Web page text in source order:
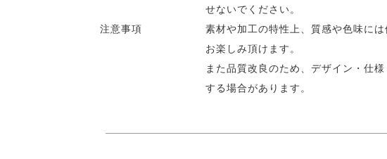
せないでください。
注意事項
素材や加工の特性上、質感や色味に
お楽しみ頂けます。
また品質改良のため、デザイン・仕
する場合があります。